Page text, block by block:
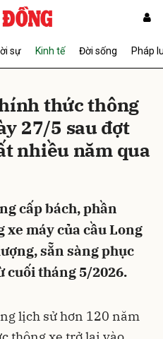
sự Kinh tế Đời sống Pháp
thức thông
27/5 sau đợt
nhiều năm qua
cấp bách, phần
xe máy của cầu Long
sẵn sàng phục
cuối tháng 5/2026.
lịch sử hơn 120 năm
Hủy